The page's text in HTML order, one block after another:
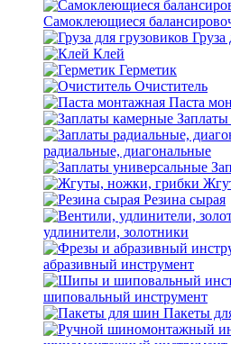
Самоклеющиеся
Груза
Клей
Герметик
Очиститель
Паста
радиальные, диагональные
Резина сырая
удлинители, золотники
абразивный инструмент
шиповальный инструмент
Пакеты